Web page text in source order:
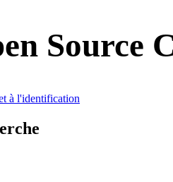
Source
à l'identification